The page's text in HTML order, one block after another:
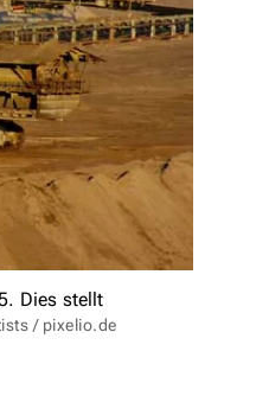
Dies stellt
/ pixelio.de